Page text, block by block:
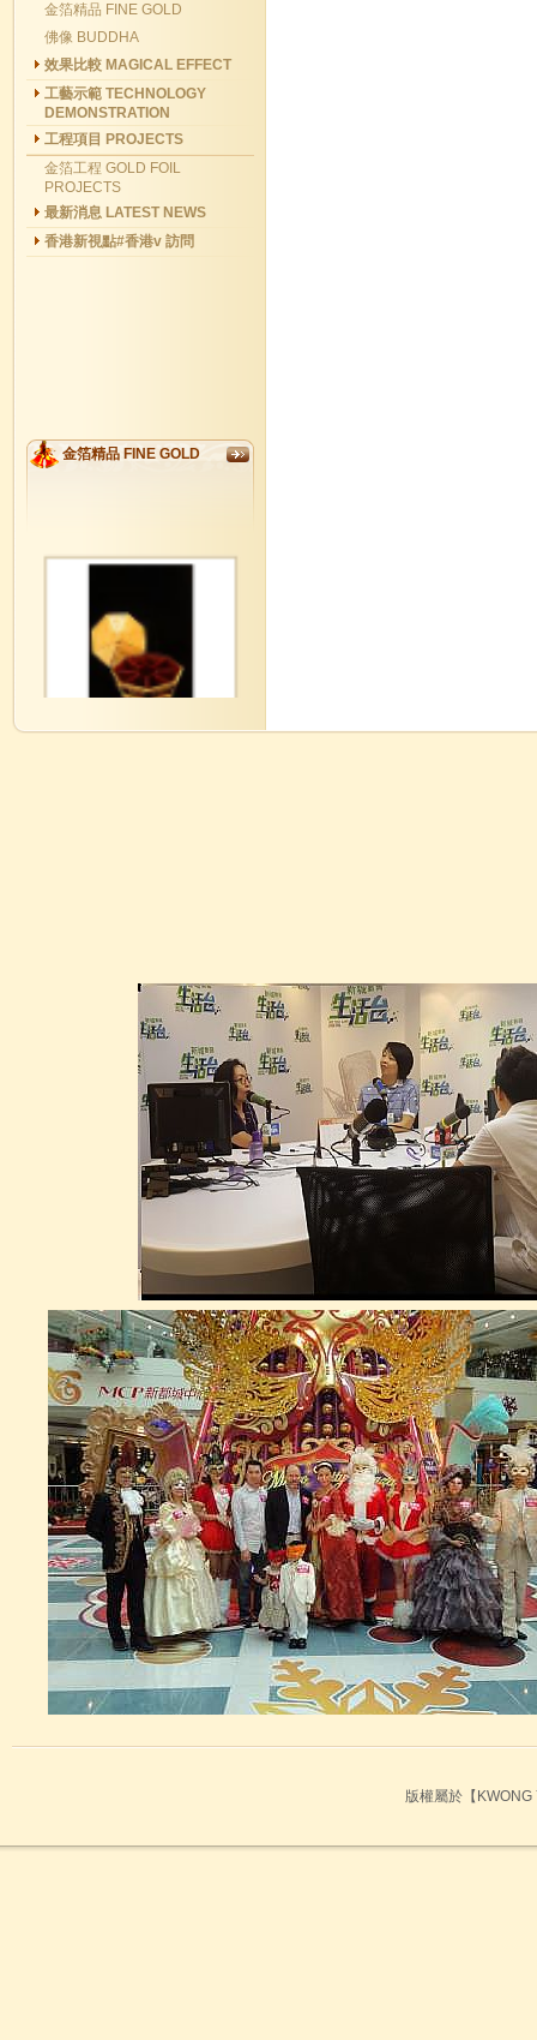
金箔精品 FINE GOLD
佛像 BUDDHA
效果比較 MAGICAL EFFECT
工藝示範 TECHNOLOGY
DEMONSTRATION
工程項目 PROJECTS
金箔工程 GOLD FOIL
PROJECTS
最新消息 LATEST NEWS
香港新視點#香港v 訪問
金箔精品 FINE GOLD
GM0001
金箔鹿藝術擺設 GOLD FOIL
DEER STATE
GM0003
金箔浮雕畫框 GOLD FOIL
GM0004
法國式宮廷椅( 金箔)
GM0008
GM00099
版權屬於【